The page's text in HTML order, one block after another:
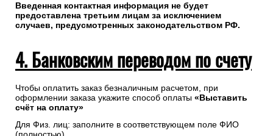
Введенная контактная информация не будет
предоставлена третьим лицам за исключением
случаев, предусмотренных законодательством РФ.
4. Банковским переводом по счету
Чтобы оплатить заказ безналичным расчетом, при
оформлении заказа укажите способ оплаты «Выставить
счёт на оплату»
Для Физ. лиц: заполните в соответствующем поле ФИО